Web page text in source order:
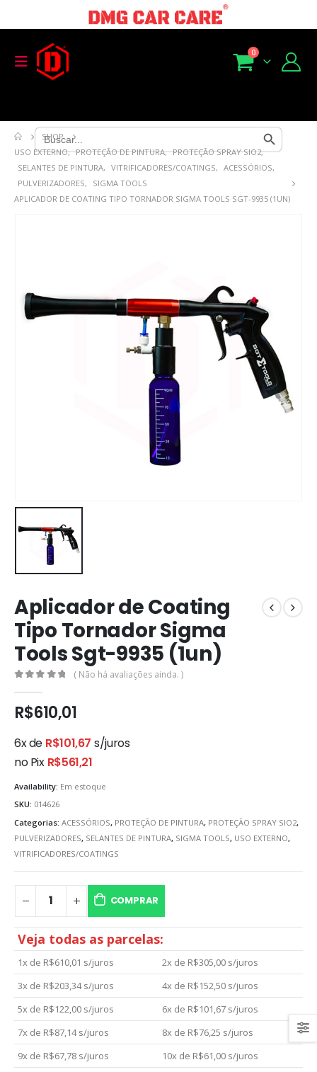
Search
for:
Search Button
0
SHOP
USO EXTERNO, PROTEÇÃO DE PINTURA, PROTEÇÃO SPRAY SIO2,
SELANTES DE PINTURA, VITRIFICADORES/COATINGS, ACESSÓRIOS,
PULVERIZADORES,
SIGMA TOOLS
APLICADOR DE COATING TIPO TORNADOR SIGMA TOOLS SGT-9935 (1UN)
Aplicador de Coating
Tipo Tornador Sigma
Tools Sgt-9935 (1un)
( Não há avaliações ainda. )
R$610,01
6x de R$101,67 s/juros
no Pix R$561,21
Availability: Em estoque
SKU: 014626
Categorias: ACESSÓRIOS, PROTEÇÃO DE PINTURA, PROTEÇÃO SPRAY SIO2,
PULVERIZADORES, SELANTES DE PINTURA, SIGMA TOOLS, USO EXTERNO,
VITRIFICADORES/COATINGS
COMPRAR
Veja todas as parcelas:
1x de R$610,01 s/juros 2x de R$305,00 s/juros
3x de R$203,34s/juros 4x de R$152,50 s/juros
5x de R$122,00 s/juros 6x de R$101,67 s/juros
7x de R$87,14s/juros 8x de R$76,25 s/juros
9x de R$67,78 s/juros 10x de R$61,00 s/juros